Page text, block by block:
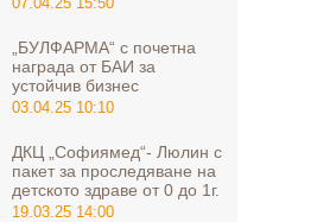
07.04.25 15:50
„БУЛФАРМА“ с почетна
награда от БАИ за
устойчив бизнес
03.04.25 10:10
ДКЦ „Софиямед“- Люлин с
пакет за проследяване на
детското здраве от 0 до 1г.
19.03.25 14:00